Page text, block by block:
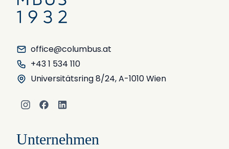
office@columbus.at
+43 1 534 110
Universitätsring 8/24, A-1010 Wien
Instagram
Facebook
LinkedIn
Unternehmen